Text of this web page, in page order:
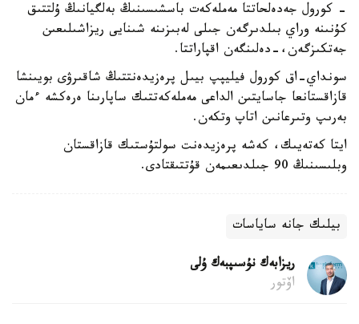
- كورول جەدەلحاتتا مەملەكەت باسشىسىنىڭ بەلگيانىڭ ۇلتتىق
كۇنىنە وراي بىلدىرگەن جىلى لەبىزىنە شىنايى ريزاشىلىعىن
جەتكىزگەن،-دەلىنگەن اقپاراتتا.
سونداي-اق كورول فيليپپ بيىل پرەزيدەنتتىڭ شاقىرۋى بويىنشا
قازاقستانعا جاسايتىن الداعى مەملەكەتتىك ساپارىنا ەرەكشە ءمان
بەرىپ وتىرعانىن اتاپ وتكەن.
ايتا كەتەيىك، كەشە پرەزيدەنت سولتۇستىك قازاقستان
وبلىسىنىڭ 90 جىلدىعىمەن قۇتتىقتادى.
بيلىك جانە ساياسات
ريزابەك نۇسىپبەك ۇلى
اۆتور